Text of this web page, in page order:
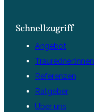
Schnellzugriff
Angebot
Trauredner:innen
Referenzen
Ratgeber
Über uns